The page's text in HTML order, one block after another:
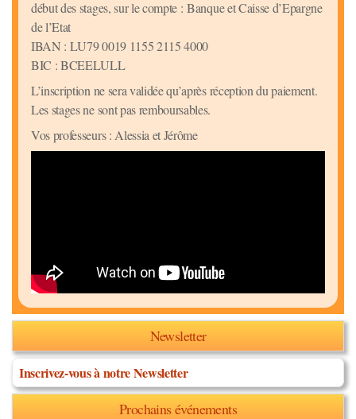
début des stages, sur le compte : Banque et Caisse d’Epargne
de l’Etat
IBAN : LU79 0019 1155 2115 4000
BIC : BCEELULL
L’inscription ne sera validée qu’après réception du paiement.
Les stages ne sont pas remboursables.
Vos professeurs : Alessia et Jérôme
Newsletter
Inscrivez-vous à notre Newsletter
Prochains événements